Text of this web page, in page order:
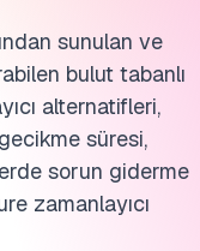
sunulan ve
bulut tabanlı
alternatifleri,
süresi,
sorun giderme
zamanlayıcı